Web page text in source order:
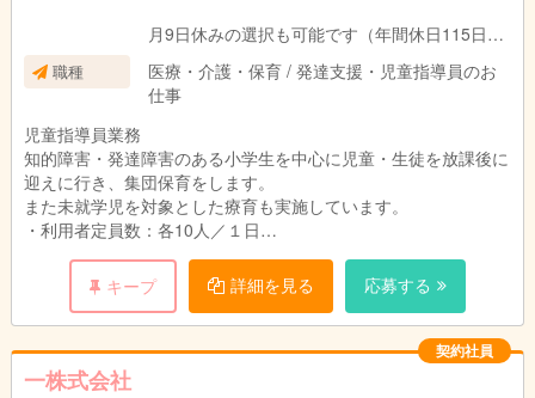
月9日休みの選択も可能です（年間休日115日）
※その場合は給与額が変わります
【就業時間】
※1日7時間の短時間勤務です
〈施設について〉
〈利用提供時間〉
児童発達支援 9:00～17:00
放課後等デイ 14:00～17:00(平日)
10:00～17:00(長期休暇)
職種
医療・介護・保育 / 発達支援・児童指導員のお
仕事
児童指導員業務
知的障害・発達障害のある小学生を中心に児童・生徒を放課後に
迎えに行き、集団保育をします。
また未就学児を対象とした療育も実施しています。
・利用者定員数：各10人／１日
・職員：8人（うち女性：7人）パート：3人
【療育内容】
◎体幹トレーニング
バランス用具を用いたトレーニングやストレッチ等で
姿勢を正し、自己抑制や自信、学習意欲の向上につなげます。
キープ 詳細を見る 応募する
契約社員
一株式会社